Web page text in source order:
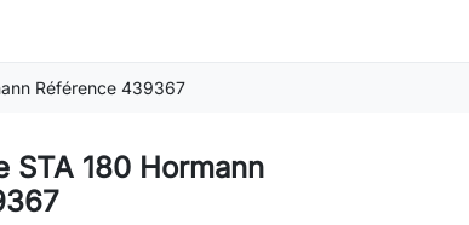
Référence 439367
STA 180 Hormann